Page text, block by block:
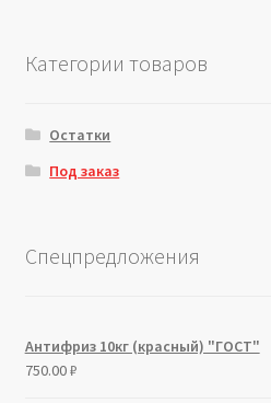
Категории товаров
Остатки
Под заказ
Спецпредложения
Антифриз 10кг (красный) "ГОСТ"
750.00₽